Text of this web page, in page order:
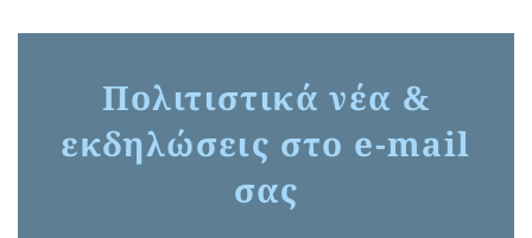
Πολιτιστικά νέα &
εκδηλώσεις στο e-mail
σας